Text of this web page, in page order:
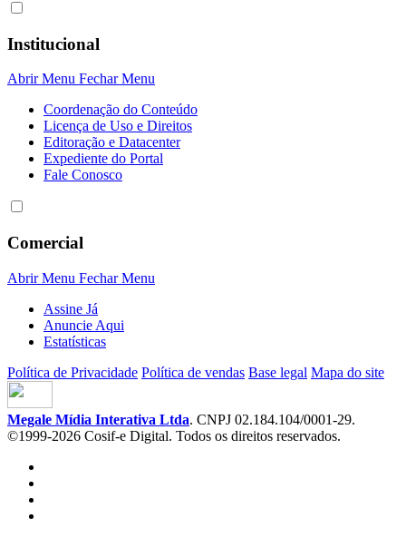
Institucional
Abrir Menu Fechar Menu
Coordenação do Conteúdo
Licença de Uso e Direitos
Editoração e Datacenter
Expediente do Portal
Fale Conosco
Comercial
Abrir Menu Fechar Menu
Assine Já
Anuncie Aqui
Estatísticas
Política de Privacidade Política de vendas Base legal Mapa do site
Megale Mídia Interativa Ltda. CNPJ 02.184.104/0001-29.
©1999-2026 Cosif-e Digital. Todos os direitos reservados.